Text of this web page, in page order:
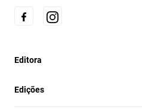
Editora
Edições